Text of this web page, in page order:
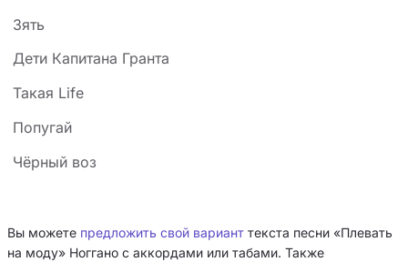
Зять
Дети Капитана Гранта
Такая Life
Попугай
Чёрный воз
Вы можете предложить свой вариант текста песни «Плевать
на моду» Ноггано с аккордами или табами. Также